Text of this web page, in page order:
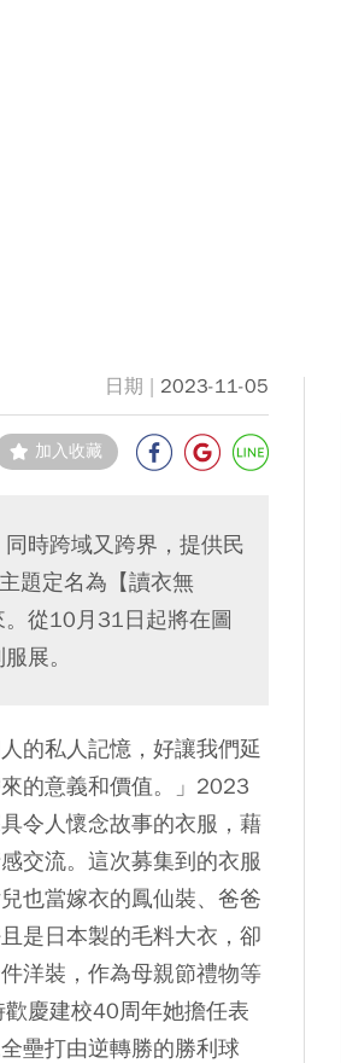
2023-11-05
加入收藏
時跨域又跨界，提供民
題定名為【讀衣無
從10月31日起將在圖
展。
的私人記憶，好讓我們延
的意義和價值。」2023
令人懷念故事的衣服，藉
交流。這次募集到的衣服
也當嫁衣的鳳仙裝、爸爸
是日本製的毛料大衣，卻
洋裝，作為母親節禮物等
慶建校40周年她擔任表
壘打由逆轉勝的勝利球